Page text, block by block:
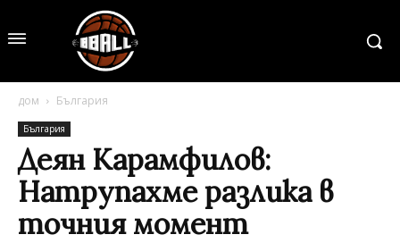
дом България
България
Деян Карамфилов:
Натрупахме разлика в
точния момент